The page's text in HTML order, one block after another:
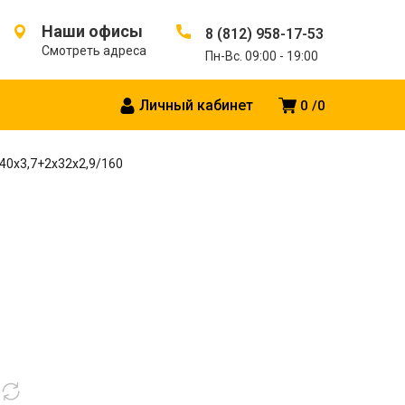
Наши офисы
Смотреть адреса
8 (812) 958-17-53
Пн-Вс. 09:00 - 19:00
0 0
Личный кабинет
160